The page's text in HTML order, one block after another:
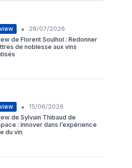
•
28/07/2026
de Florent Soulhol : Redonner
de noblesse aux vins
•
15/06/2026
de Sylvain Thibaud de
: Innover dans l’expérience
du vin